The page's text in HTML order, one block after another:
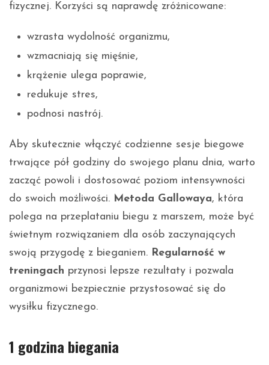
fizycznej. Korzyści są naprawdę zróżnicowane:
wzrasta wydolność organizmu,
wzmacniają się mięśnie,
krążenie ulega poprawie,
redukuje stres,
podnosi nastrój.
Aby skutecznie włączyć codzienne sesje biegowe
trwające pół godziny do swojego planu dnia, warto
zacząć powoli i dostosować poziom intensywności
do swoich możliwości. Metoda Gallowaya, która
polega na przeplataniu biegu z marszem, może być
świetnym rozwiązaniem dla osób zaczynających
swoją przygodę z bieganiem. Regularność w
treningach przynosi lepsze rezultaty i pozwala
organizmowi bezpiecznie przystosować się do
wysiłku fizycznego.
1 godzina biegania